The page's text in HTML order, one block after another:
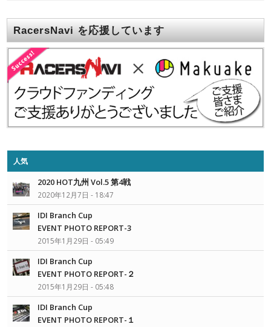
RacersNavi を応援しています
人気
2020 HOT九州 Vol.5 第4戦
2020年12月7日 - 18:47
IDI Branch Cup
EVENT PHOTO REPORT-3
2015年1月29日 - 05:49
IDI Branch Cup
EVENT PHOTO REPORT-２
2015年1月29日 - 05:48
IDI Branch Cup
EVENT PHOTO REPORT-１